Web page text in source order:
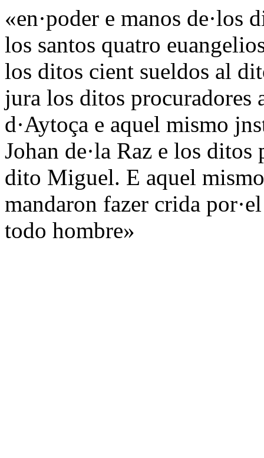
«en·poder e manos de·los
los santos quatro
los ditos cient sueldos al
jura los ditos
d·Aytoça e aquel mismo
Johan de·la Raz e los
dito Miguel. E aquel
mandaron fazer crida
todo hombre»